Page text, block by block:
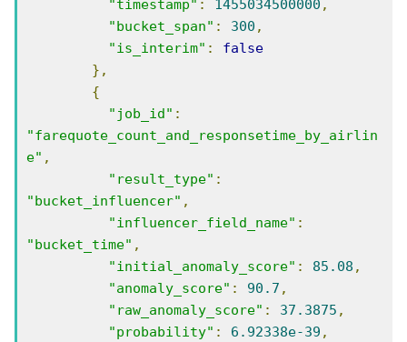
"timestamp" : 1455034500000 ,
"bucket_span" : 300 ,
"is_interim" :
false
},
{
"job_id" :
"farequote_count_and_responsetime_by_airlin
e" ,
"result_type" :
"bucket_influencer" ,
"influencer_field_name" :
"bucket_time" ,
"initial_anomaly_score" : 85.08 ,
"anomaly_score" : 90.7 ,
"raw_anomaly_score" : 37.3875 ,
"probability" : 6.92338e-39 ,